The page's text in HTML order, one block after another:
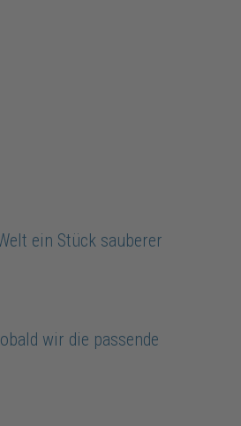
ein Stück sauberer
wir die passende